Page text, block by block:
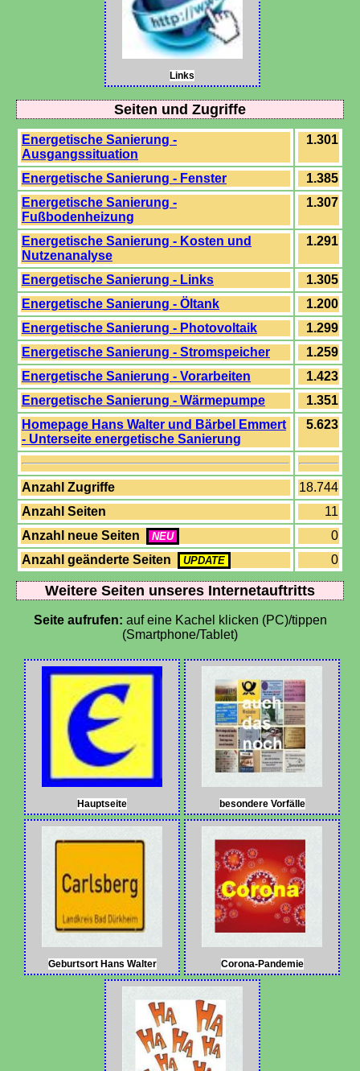
Links
Seiten und Zugriffe
Energetische Sanierung -
Ausgangssituation
1.301
Energetische Sanierung - Fenster
1.385
Energetische Sanierung -
Fußbodenheizung
1.307
Energetische Sanierung - Kosten und
Nutzenanalyse
1.291
Energetische Sanierung - Links
1.305
Energetische Sanierung - Öltank
1.200
Energetische Sanierung - Photovoltaik
1.299
Energetische Sanierung - Stromspeicher
1.259
Energetische Sanierung - Vorarbeiten
1.423
Energetische Sanierung - Wärmepumpe
1.351
Homepage Hans Walter und Bärbel Emmert
- Unterseite energetische Sanierung
5.623
Anzahl Zugriffe
18.744
Anzahl Seiten
11
Anzahl neue Seiten
NEU
0
Anzahl geänderte Seiten
UPDATE 0
Weitere Seiten unseres Internetauftritts
Seite aufrufen: auf eine Kachel klicken (PC)/tippen
(Smartphone/Tablet)
Hauptseite besondere Vorfälle
Geburtsort Hans Walter Corona-Pandemie